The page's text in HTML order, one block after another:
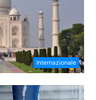
Internazionale